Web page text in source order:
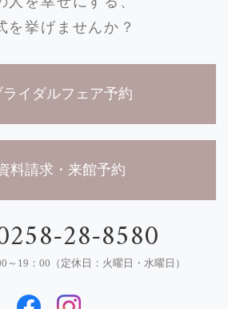
を挙げませんか？
ライダルフェア予約
料請求・来館予約
28-8580
～19：00（定休日：火曜日・水曜日）